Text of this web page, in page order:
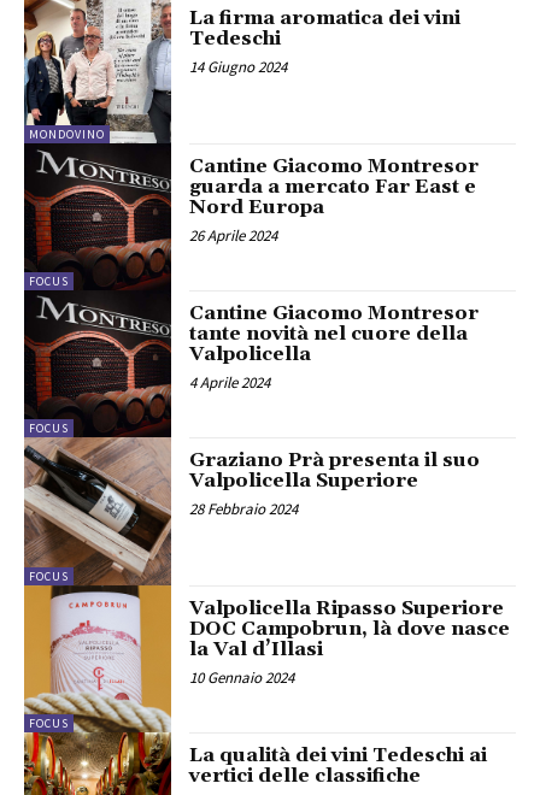
MONDOVINO
La firma aromatica dei vini
Tedeschi
14 Giugno 2024
FOCUS
Cantine Giacomo Montresor
guarda a mercato Far East e
Nord Europa
26 Aprile 2024
FOCUS
Cantine Giacomo Montresor
tante novità nel cuore della
Valpolicella
4 Aprile 2024
FOCUS
Graziano Prà presenta il suo
Valpolicella Superiore
28 Febbraio 2024
FOCUS
Valpolicella Ripasso Superiore
DOC Campobrun, là dove nasce
la Val d’Illasi
10 Gennaio 2024
La qualità dei vini Tedeschi ai
vertici delle classifiche